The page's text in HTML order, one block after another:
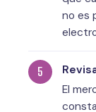
no es
El